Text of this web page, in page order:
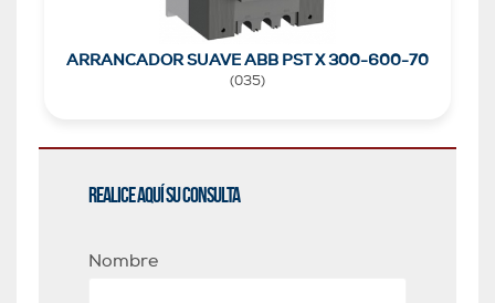
ARRANCADOR SUAVE ABB PST X 300-600-70
(035)
Realice aquí su consulta
Nombre